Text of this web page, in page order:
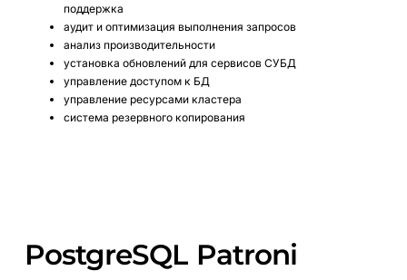
поддержка
аудит и оптимизация выполнения запросов
анализ производительности
установка обновлений для сервисов СУБД
управление доступом к БД
управление ресурсами кластера
система резервного копирования
PostgreSQL Patroni